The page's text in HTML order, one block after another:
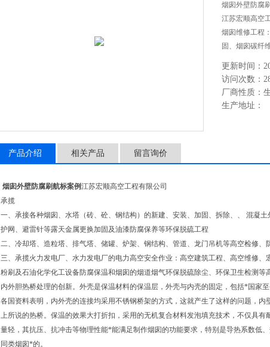
烟囱外壁防腐
江苏宏顺高空
烟囱维修工程
固、烟囱碳纤
口，烟囱内壁
雷设施，烟囱
更新时间：
访问次数：
厂商性质：
生产地址：
产品介绍 相关产品 留言询价
烟囱外壁防腐刷航标案例江苏宏顺高空工程有限公司
承揽
一、承接各种烟囱、水塔（砖、砼、钢结构）的新建、安装、加固、拆除、、 混凝
护网、避雷针等露天金属更换加固及油漆防腐保养等环保脱硫工程
二、冷却塔、造粒塔、排气塔、储罐、炉架、钢结构、管道、龙门吊机等高空检修、
三、承揽火力发电厂、水力发电厂的电力高空安全作业：高空建筑工程、高空维修
粉刷及石油化学化工设备防腐保温和烟囱的烟道烟气环保脱硫除尘、环保卫生检测等
内外胆热桥处理的创新。外壳是保温材料的保温层，外壳与内壳的固定，包括*国家至
各国资料表明，内外壳的连接均采用不锈钢桥架的方式，这就产生了这样的问题，内
上所说的热桥。保温的效果大打折扣，采用的无机复合材料发泡填充技术，不仅具有
量轻，其抗压、抗冲击等物理性能*能满足制作烟囱的功能要求，特别是导热系数低
同类烟囱*的。